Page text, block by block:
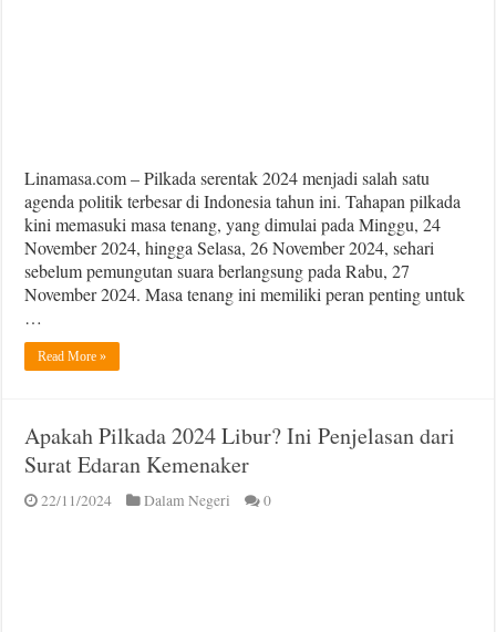
Linamasa.com – Pilkada serentak 2024 menjadi salah satu
agenda politik terbesar di Indonesia tahun ini. Tahapan pilkada
kini memasuki masa tenang, yang dimulai pada Minggu, 24
November 2024, hingga Selasa, 26 November 2024, sehari
sebelum pemungutan suara berlangsung pada Rabu, 27
November 2024. Masa tenang ini memiliki peran penting untuk
…
Read More »
Apakah Pilkada 2024 Libur? Ini Penjelasan dari
Surat Edaran Kemenaker
22/11/2024 Dalam Negeri 0